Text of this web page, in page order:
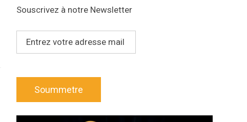
Souscrivez à notre Newsletter